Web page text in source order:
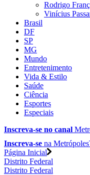
Rodrigo
Vinícius
Brasil
DF
SP
MG
Mundo
Entretenimento
Vida & Estilo
Saúde
Ciência
Esportes
Especiais
Inscreva-se no canal
Inscreva-se na
Página Inicial
Distrito Federal
Distrito Federal